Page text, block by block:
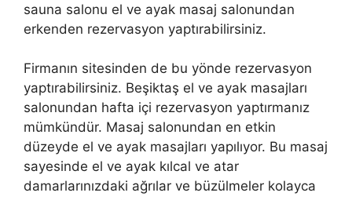
sauna salonu el ve ayak masaj salonundan
erkenden rezervasyon yaptırabilirsiniz.
Firmanın sitesinden de bu yönde rezervasyon
yaptırabilirsiniz. Beşiktaş el ve ayak masajları
salonundan hafta içi rezervasyon yaptırmanız
mümkündür. Masaj salonundan en etkin
düzeyde el ve ayak masajları yapılıyor. Bu masaj
sayesinde el ve ayak kılcal ve atar
damarlarınızdaki ağrılar ve büzülmeler kolayca